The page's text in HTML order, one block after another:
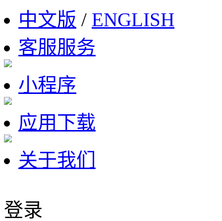
中文版 / ENGLISH
客服服务
小程序
应用下载
关于我们
登录